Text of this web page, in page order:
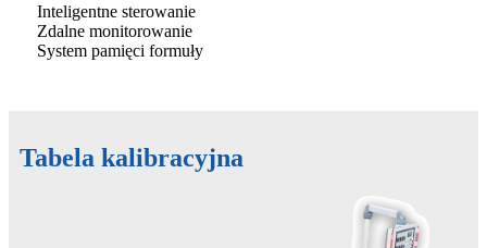
Inteligentne sterowanie
Zdalne monitorowanie
System pamięci formuły
Tabela kalibracyjna